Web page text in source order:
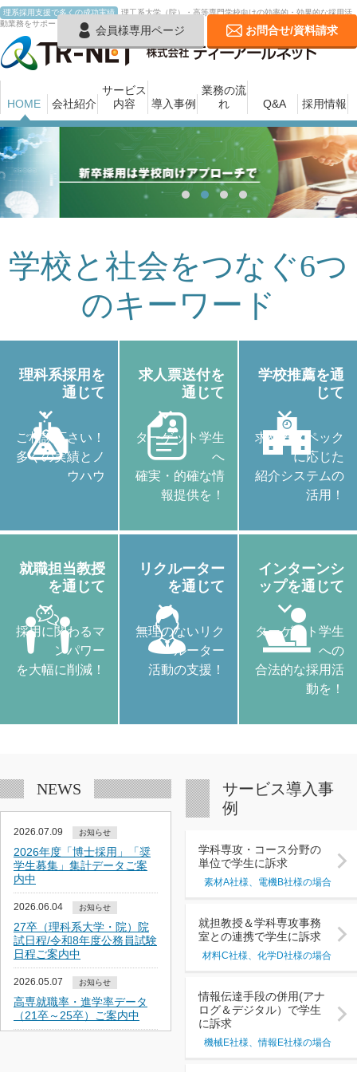
理系採用支援で多くの成功実績
理工系大学（院）・高等専門学校向けの効率的・効果的な採用活
動業務をサポートいたします
会員様専用ページ お問合せ/資料請求
HOME 会社紹介
サービス
内容
導入事例
業務の流
れ
Q&A 採用情報
Prev Next
学校と社会をつなぐ6つ
のキーワード
理科系採用を
通じて
ご相談下さい！
多くの実績とノ
ウハウ
求人票送付を
通じて
ターゲット学生
へ
確実・的確な情
報提供を！
学校推薦を通
じて
求めるスペック
に応じた
紹介システムの
活用！
就職担当教授
を通じて
採用に関わるマ
ンパワー
を大幅に削減！
リクルーター
を通じて
無理のないリク
ルーター
活動の支援！
インターンシ
ップを通じて
ターゲット学生
への
合法的な採用活
動を！
NEWS
2026.07.09 お知らせ
2026年度「博士採用」「奨
学生募集」集計データご案
内中
2026.06.04 お知らせ
27卒（理科系大学・院）院
試日程/令和8年度公務員試験
日程ご案内中
2026.05.07 お知らせ
高専就職率・進学率データ
（21卒～25卒）ご案内中
サービス導入事
例
学科専攻・コース分野の
単位で学生に訴求
素材A社様、電機B社様の場合
就担教授＆学科専攻事務
室との連携で学生に訴求
材料C社様、化学D社様の場合
情報伝達手段の併用(アナ
ログ＆デジタル）で学生
に訴求
機械E社様、情報E社様の場合